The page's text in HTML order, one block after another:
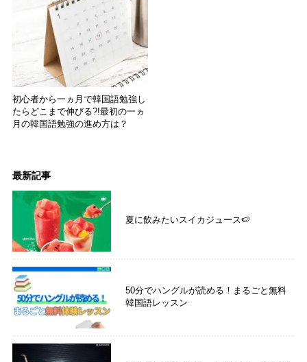
初心者から一ヵ月で韓国語勉強し
たらどこまで伸びる?!最初の一ヵ
月の韓国語勉強の進め方は？
最新記事
夏に飲みたいスイカジュース🍉
50分でハングルが読める！まるごと無料
韓国語レッスン